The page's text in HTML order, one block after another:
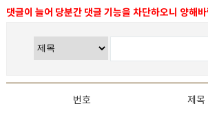
댓글이 늘어 당분간 댓글 기능을 차단하오니 양해
번호 제목